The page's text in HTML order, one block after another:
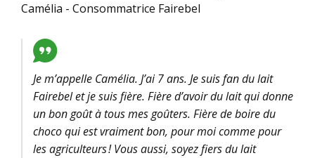
Camélia - Consommatrice Fairebel
Je m’appelle Camélia. J’ai 7 ans. Je suis fan du lait
Fairebel et je suis fière. Fière d’avoir du lait qui donne
un bon goût à tous mes goûters. Fière de boire du
choco qui est vraiment bon, pour moi comme pour
les agriculteurs ! Vous aussi, soyez fiers du lait